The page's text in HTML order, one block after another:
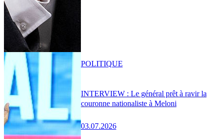
INTERVIEW : Le général prêt à ravir la
couronne nationaliste à Meloni
03.07.2026
POLITIQUE